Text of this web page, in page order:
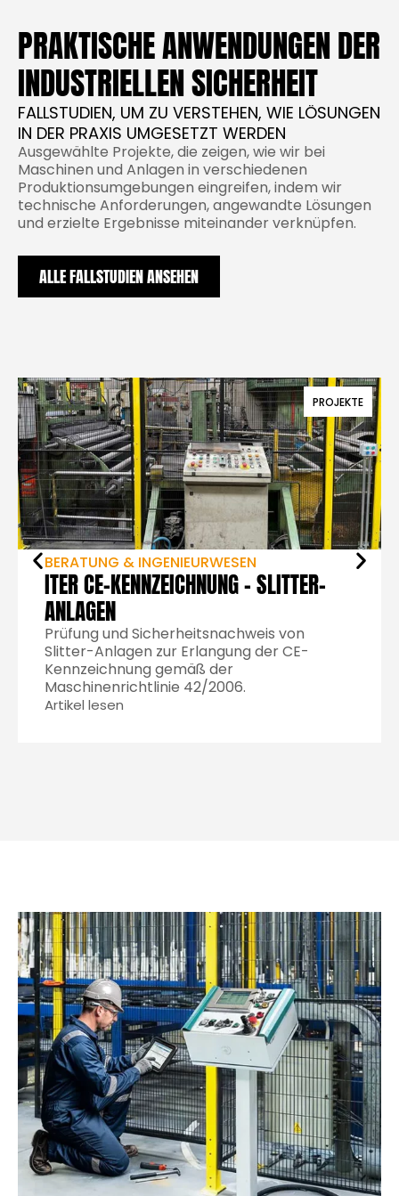
PRAKTISCHE ANWENDUNGEN DER
INDUSTRIELLEN SICHERHEIT
FALLSTUDIEN, UM ZU VERSTEHEN, WIE LÖSUNGEN
IN DER PRAXIS UMGESETZT WERDEN
Ausgewählte Projekte, die zeigen, wie wir bei
Maschinen und Anlagen in verschiedenen
Produktionsumgebungen eingreifen, indem wir
technische Anforderungen, angewandte Lösungen
und erzielte Ergebnisse miteinander verknüpfen.
ALLE FALLSTUDIEN ANSEHEN
PROJEKTE
BERATUNG & INGENIEURWESEN
ITER CE-KENNZEICHNUNG – SLITTER-
ANLAGEN
Prüfung und Sicherheitsnachweis von
Slitter-Anlagen zur Erlangung der CE-
Kennzeichnung gemäß der
Maschinenrichtlinie 42/2006.
Artikel lesen